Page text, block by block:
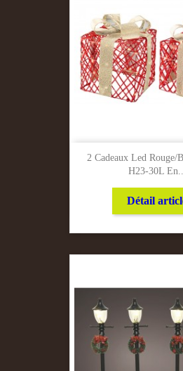
2 Cadeaux Led Rouge/
H23-30L
Détail